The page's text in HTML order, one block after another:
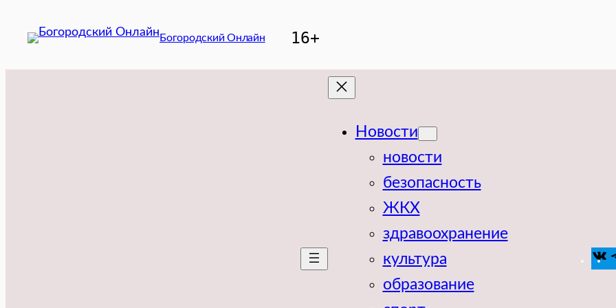
Богородский Онлайн 16+
Новости
новости
безопасность
ЖКХ
здравоохранение
культура
образование